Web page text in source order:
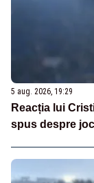
5 aug. 2026, 19:29
Reacția lui
spus despre